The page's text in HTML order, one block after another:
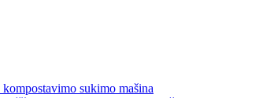
sukimo mašina